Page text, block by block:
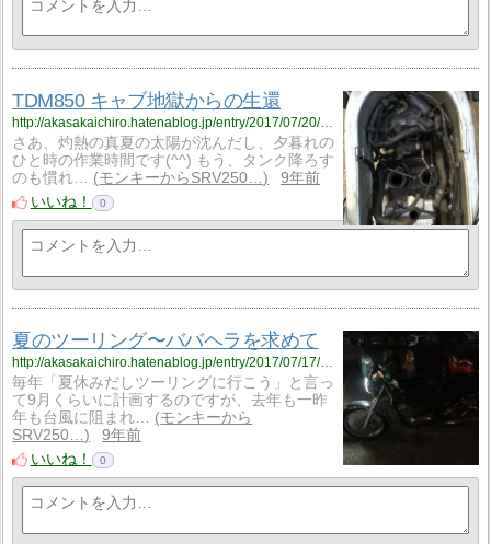
TDM850 キャブ地獄からの生還
http://akasakaichiro.hatenablog.jp/entry/2017/07/20/230255
さあ、灼熱の真夏の太陽が沈んだし、夕暮れの
ひと時の作業時間です(^^) もう、タンク降ろす
のも慣れ…
モンキーからSRV250…
9年前
いいね！
0
夏のツーリング〜ババヘラを求めて
http://akasakaichiro.hatenablog.jp/entry/2017/07/17/173641
毎年「夏休みだしツーリングに行こう」と言っ
て9月くらいに計画するのですが、去年も一昨
年も台風に阻まれ…
モンキーから
SRV250…
9年前
いいね！
0